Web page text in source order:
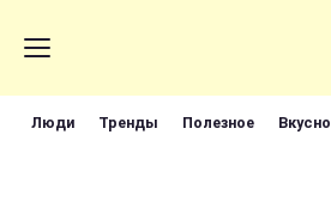
Люди Тренды Полезное Вкусно